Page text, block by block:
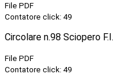
File PDF
Contatore click: 49
Circolare n.98 Sciopero
File PDF
Contatore click: 49